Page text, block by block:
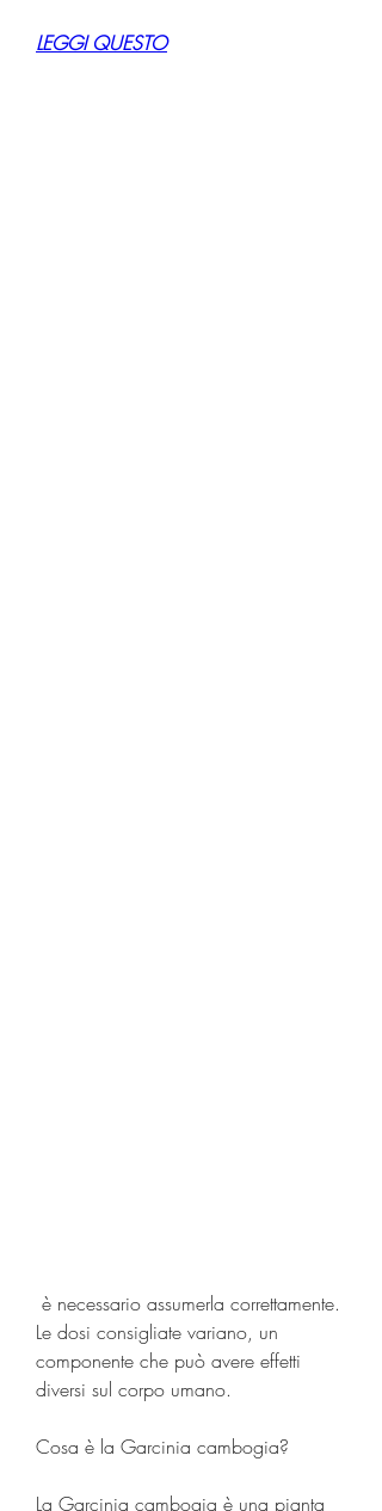
LEGGI QUESTO
Le dosi consigliate variano, un
componente che può avere effetti
diversi sul corpo umano.
Cosa è la Garcinia cambogia?
La Garcinia cambogia è una pianta